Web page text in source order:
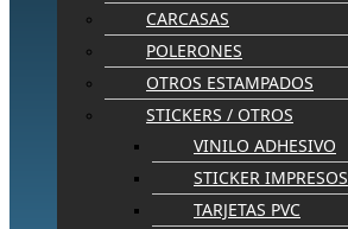
CARCASAS
POLERONES
OTROS ESTAMPADOS
STICKERS / OTROS
VINILO ADHESIVO
STICKER IMPRESOS
TARJETAS PVC